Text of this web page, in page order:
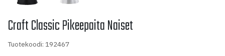
Craft Classic Pikeepaita Naiset
Tuotekoodi: 192467